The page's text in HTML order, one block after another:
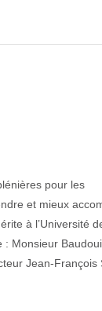
pour les
et mieux
à l’Université
: Monsieur
Jean-François